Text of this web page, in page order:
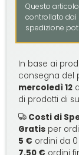
Questo
controllato dai
spedizione
In base ai
consegna del
mercoledì 12
di prodotti di
Costi di
Gratis per
5 € ordini da 0
7.50 € ordini